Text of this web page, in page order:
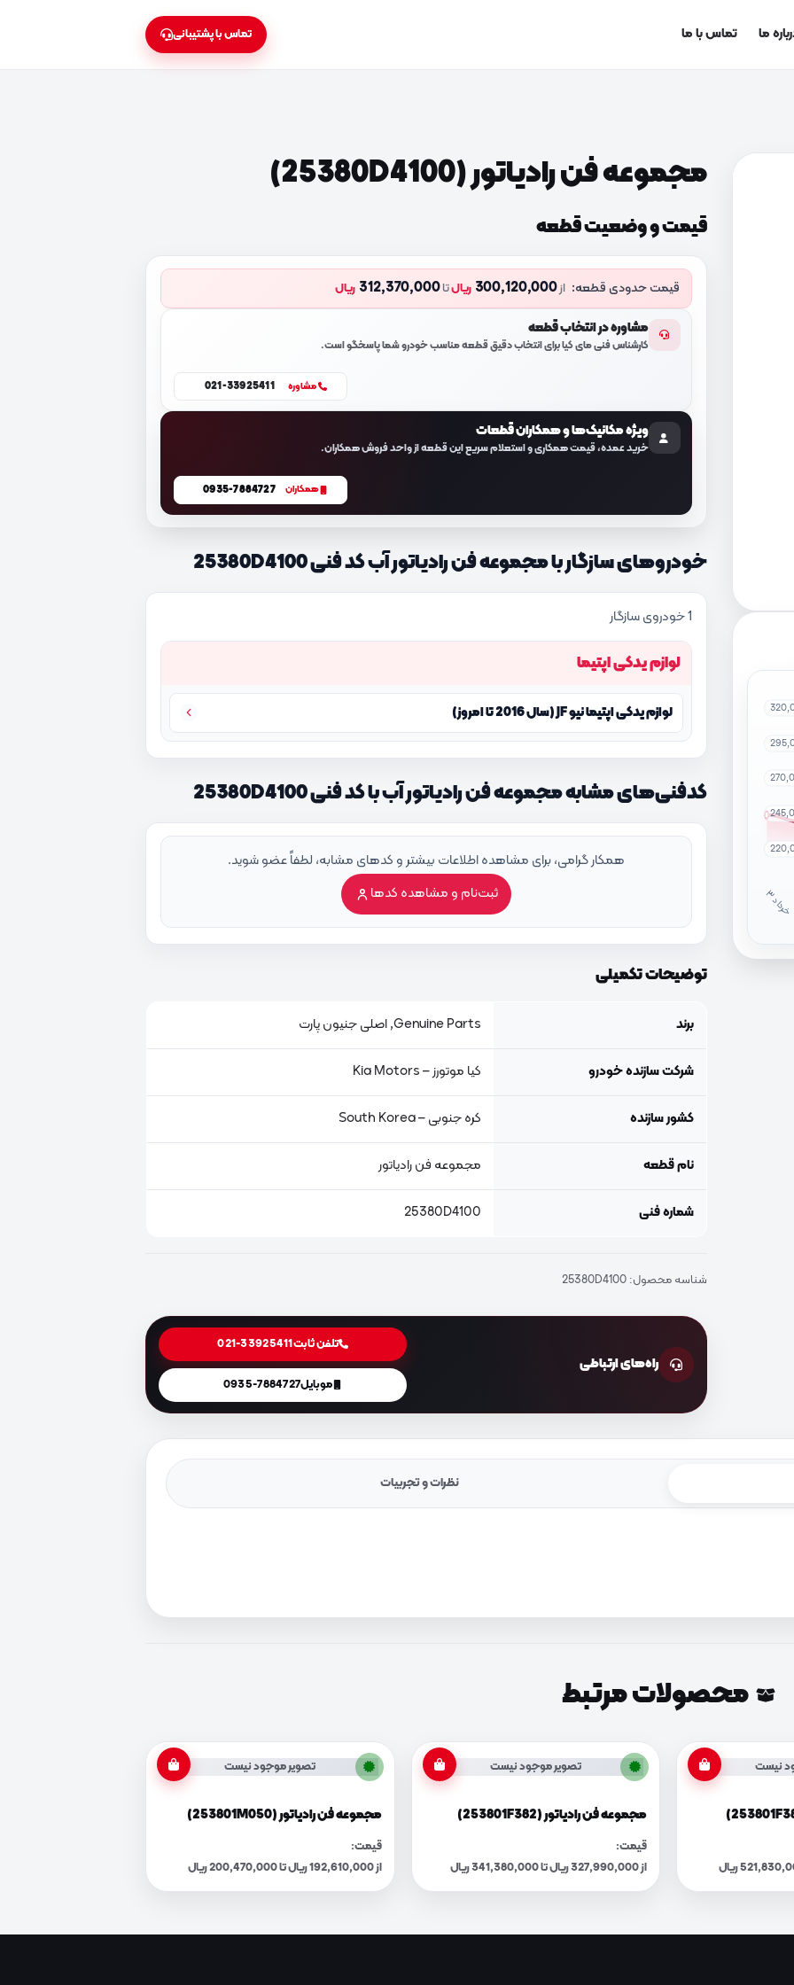
ما تماس با ما تماس با پشتیبانی
خ
ر
داد
۳
مجموعه فن رادیاتور (25380D4100)
قیمت و وضعیت قطعه
قیمت حدودی قطعه: از300,120,000 ریالتا312,370,000 ریال
مشاوره در انتخاب قطعه
کارشناس فنی مای کیا برای انتخاب دقیق قطعه مناسب خودرو شما پاسخگو است.
مشاوره 021-33925411
ویژه مکانیک‌ها و همکاران قطعات
خرید عمده، قیمت همکاری و استعلام سریع این قطعه از واحد فروش همکاران.
همکاران 0935-7884727
خودروهای سازگار با مجموعه فن رادیاتور آب کد فنی 25380D4100
1 خودروی سازگار
لوازم یدکی اپتیما
لوازم یدکی اپتیما نیو JF (سال 2016 تا امروز)
کدفنی‌های مشابه مجموعه فن رادیاتور آب با کد فنی 25380D4100
همکار گرامی، برای مشاهده اطلاعات بیشتر و کدهای مشابه، لطفاً عضو شوید.
ثبت‌نام و مشاهده کدها
توضیحات تکمیلی
برند Genuine Parts, اصلی جنیون پارت
شرکت سازنده خودرو کیا موتورز – Kia Motors
کشور سازنده کره جنوبی – South Korea
نام قطعه مجموعه فن رادیاتور
شماره فنی 25380D4100
شناسه محصول:25380D4100
راه‌های ارتباطی
تلفن ثابت021-33925411
موبایل0935-7884727
نظرات و تجربیات
محصولات مرتبط
نیست تصویر موجود نیست
مجموعه فن رادیاتور (253801F382)
قیمت:
از 327,990,000 ریال تا 341,380,000 ریال
تصویر موجود نیست
مجموعه فن رادیاتور (253801M050)
قیمت:
از 192,610,000 ریال تا 200,470,000 ریال